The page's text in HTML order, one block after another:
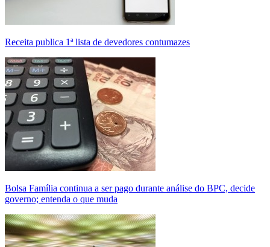
Receita publica 1ª lista de devedores contumazes
Bolsa Família continua a ser pago durante análise do BPC, decide
governo; entenda o que muda